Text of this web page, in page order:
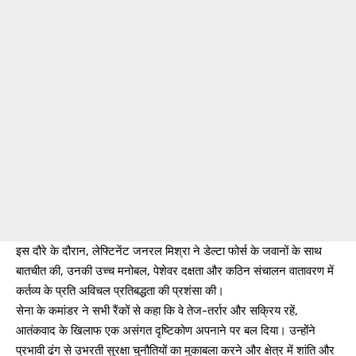
इस दौरे के दौरान, लेफ्टिनेंट जनरल मिश्रा ने डेल्टा फोर्स के जवानों के साथ
बातचीत की, उनकी उच्च मनोबल, पेशेवर दक्षता और कठिन संचालन वातावरण में
कर्तव्य के प्रति अविचल प्रतिबद्धता की प्रशंसा की।
सेना के कमांडर ने सभी रैंकों से कहा कि वे तेज-तर्रार और सक्रिय रहें,
आतंकवाद के खिलाफ एक असंगत दृष्टिकोण अपनाने पर बल दिया। उन्होंने
प्रभावी ढंग से उभरती सुरक्षा चुनौतियों का मुकाबला करने और क्षेत्र में शांति और